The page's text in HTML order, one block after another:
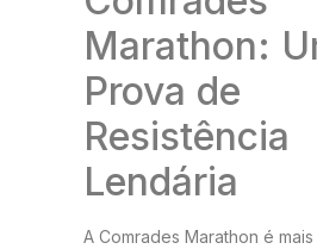
Marathon:
Prova de
Resistência
Lendária
A Comrades Marathon é